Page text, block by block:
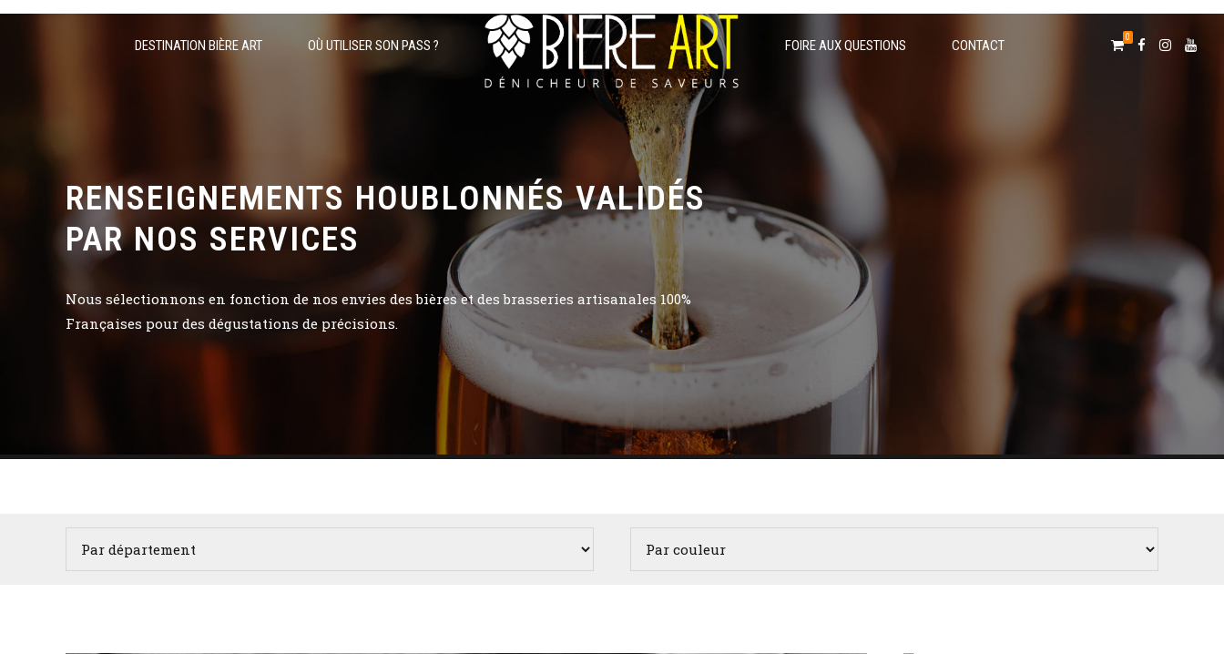
0
DESTINATION BIÈRE ART OÙ UTILISER SON PASS ? FOIRE AUX QUESTIONS CONTACT
RENSEIGNEMENTS HOUBLONNÉS VALIDÉS
PAR NOS SERVICES
Nous sélectionnons en fonction de nos envies des bières et des brasseries artisanales 100%
Françaises pour des dégustations de précisions.